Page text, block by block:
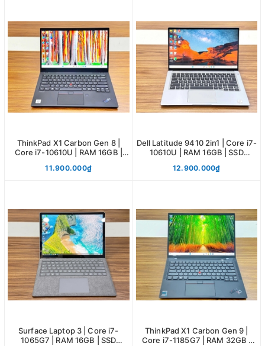
ThinkPad X1 Carbon Gen 8 |
Core i7-10610U | RAM 16GB |
11.900.000₫
Dell Latitude 9410 2in1 | Core i7-
10610U | RAM 16GB | SSD
12.900.000₫
Surface Laptop 3 | Core i7-
1065G7 | RAM 16GB | SSD
ThinkPad X1 Carbon Gen 9 |
Core i7-1185G7 | RAM 32GB |